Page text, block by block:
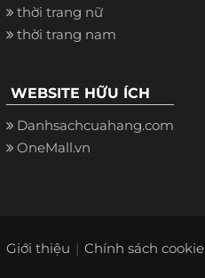
thời trang nữ
thời trang nam
WEBSITE HỮU ÍCH
Danhsachcuahang.com
OneMall.vn
Giới thiệu Chính sách cookie